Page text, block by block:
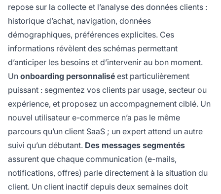
repose sur la collecte et l’analyse des données clients :
historique d’achat, navigation, données
démographiques, préférences explicites. Ces
informations révèlent des schémas permettant
d’anticiper les besoins et d’intervenir au bon moment.
Un onboarding personnalisé est particulièrement
puissant : segmentez vos clients par usage, secteur ou
expérience, et proposez un accompagnement ciblé. Un
nouvel utilisateur e-commerce n’a pas le même
parcours qu’un client SaaS ; un expert attend un autre
suivi qu’un débutant. Des messages segmentés
assurent que chaque communication (e-mails,
notifications, offres) parle directement à la situation du
client. Un client inactif depuis deux semaines doit